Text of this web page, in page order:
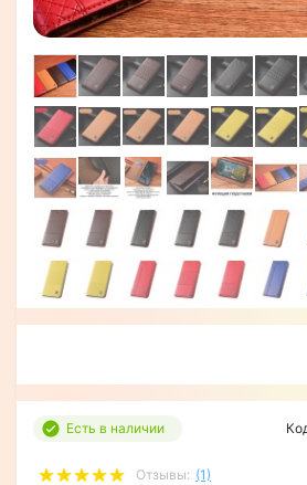
Есть в наличии
Отзывы: (1)